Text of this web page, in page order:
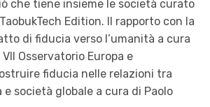
che tiene insieme le società curato
Edition. Il rapporto con la
di fiducia verso l’umanità a cura
Osservatorio Europa e
fiducia nelle relazioni tra
società globale a cura di Paolo